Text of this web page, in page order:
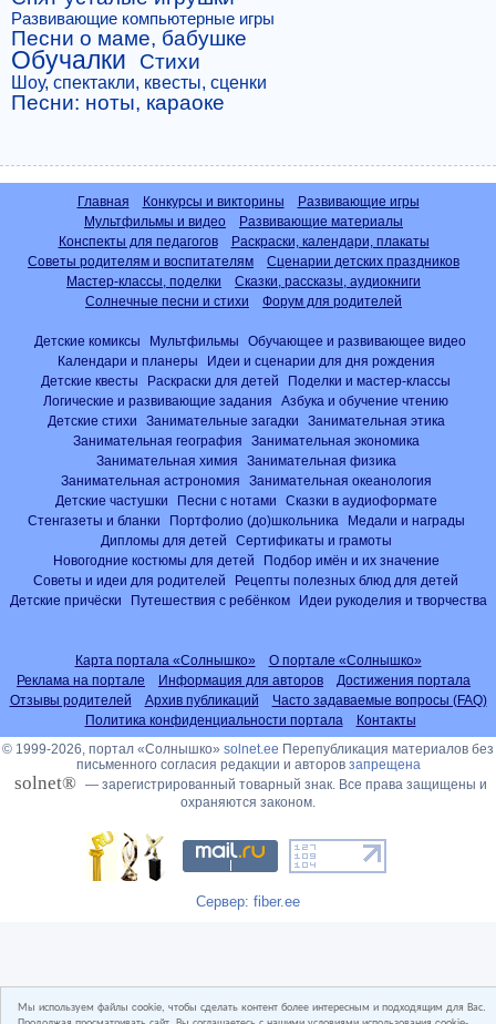
Мы используем файлы cookie, чтобы сделать контент более интересным и подходящим для Вас.
Развивающие компьютерные игры
Песни о маме, бабушке
Обучалки Стихи
Шоу, спектакли, квесты, сценки
Песни: ноты, караоке
Главная Конкурсы и викторины
Развивающие игры
Мультфильмы и видео
Развивающие материалы
Конспекты для педагогов
Раскраски, календари, плакаты
Советы родителям и воспитателям
Сценарии детских праздников
Мастер-классы, поделки
Сказки, рассказы, аудиокниги
Солнечные песни и стихи
Форум для родителей
Детские комиксы Мультфильмы
Обучающее и развивающее видео
Календари и планеры
Идеи и сценарии для дня рождения
Детские квесты
Раскраски для детей
Поделки и мастер-классы
Логические и развивающие задания
Азбука и обучение чтению
Детские стихи
Занимательные загадки
Занимательная этика
Занимательная география
Занимательная экономика
Занимательная химия
Занимательная физика
Занимательная астрономия
Занимательная океанология
Детские частушки
Песни с нотами
Сказки в аудиоформате
Стенгазеты и бланки
Портфолио (до)школьника
Медали и награды
Дипломы для детей
Сертификаты и грамоты
Новогодние костюмы для детей
Подбор имён и их значение
Советы и идеи для родителей
Рецепты полезных блюд для детей
Детские причёски
Путешествия с ребёнком Идеи рукоделия и творчества
Карта портала «Солнышко»
О портале «Солнышко»
Реклама на портале
Информация для авторов
Достижения портала
Отзывы родителей
Архив публикаций
Часто задаваемые вопросы (FAQ)
Политика конфиденциальности портала
Контакты
© 1999-2026, портал «Солнышко» solnet.ee Перепубликация материалов без
письменного согласия редакции и авторов запрещена
solnet® — зарегистрированный товарный знак. Все права защищены и
охраняются законом.
Сервер: fiber.ee